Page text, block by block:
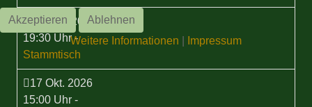
17 Sep. 2026
19:30 Uhr-
Stammtisch
17 Okt. 2026
15:00 Uhr -
Akzeptieren
Ablehnen
Weitere Informationen
Impressum